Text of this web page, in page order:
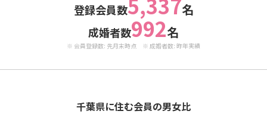
登録会員数 名
成婚者数992名
※ 会員登録数: 先月末時点 ※ 成婚者数: 昨年実績
千葉県に住む会員の男女比